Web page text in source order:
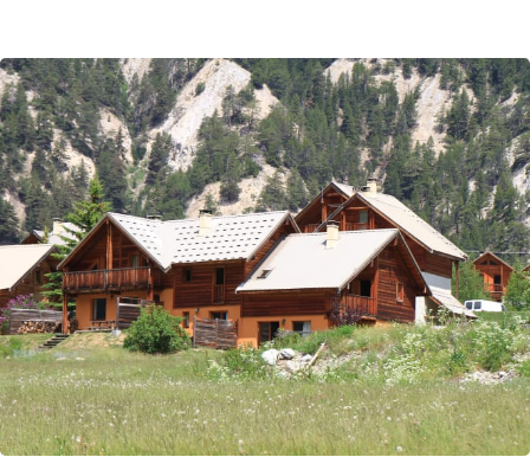
place au tarif de 75 euros.